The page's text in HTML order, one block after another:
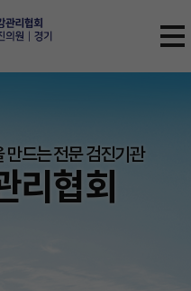
만드는 전문 검진기관
리협회